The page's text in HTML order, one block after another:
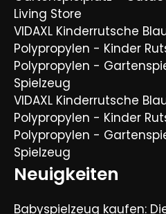
Living Store
VIDAXL Kinderrutsche
Polypropylen - Kinder
Polypropylen -
Spielzeug
VIDAXL Kinderrutsche
Polypropylen - Kinder
Polypropylen -
Spielzeug
Neuigkeiten
Babyspielzeug kaufen: